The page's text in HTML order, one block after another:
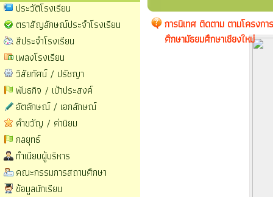
ประวัติโรงเรียน
ตราสัญลักษณ์ประจำโรงเรียน
สีประจำโรงเรียน
เพลงโรงเรียน
วิสัยทัศน์ / ปรัชญา
พันธกิจ / เป้าประสงค์
อัตลักษณ์ / เอกลักษณ์
คำขวัญ / ค่านิยม
กลยุทธ์
ทำเนียบผู้บริหาร
คณะกรรมการสถานศึกษา
ข้อมูลนักเรียน
การนิเทศ ติดตาม ตามโครงก
ศึกษามัธยมศึกษาเชียงใหม่